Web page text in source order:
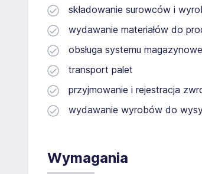
składowanie surowców i
wydawanie materiałów do
obsługa systemu
transport palet
przyjmowanie i rejestracja
wydawanie wyrobów do
Wymagania